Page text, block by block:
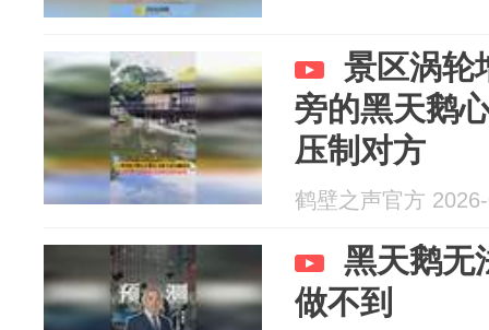
景区涡轮
旁的黑天鹅
压制对方
鹤壁之声官方
黑天鹅无
做不到